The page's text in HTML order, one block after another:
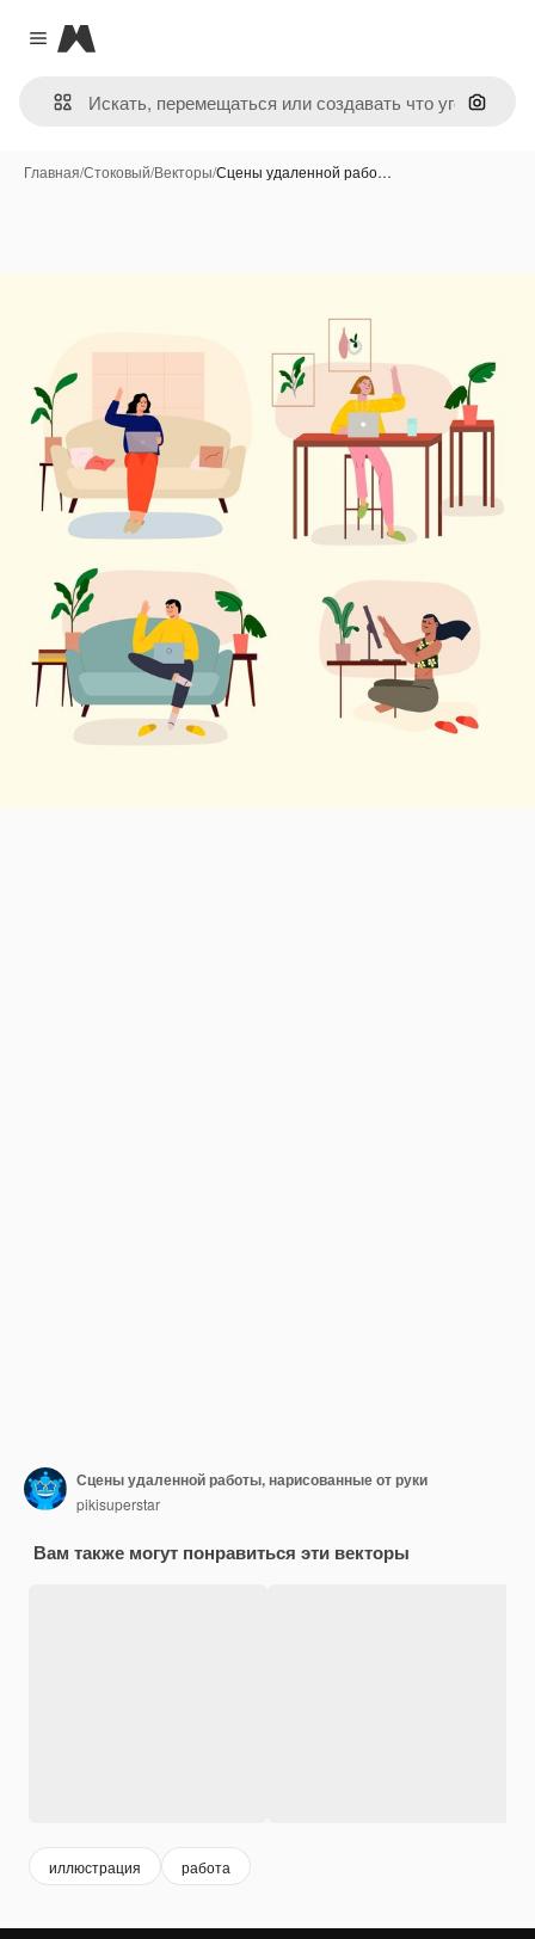
Close menu
Magnific
Поиск
Главная/Стоковый/Векторы/Сцены удаленной рабо…
Сцены удаленной работы, нарисованные от руки
pikisuperstar
Вам также могут понравиться эти векторы
иллюстрация работа